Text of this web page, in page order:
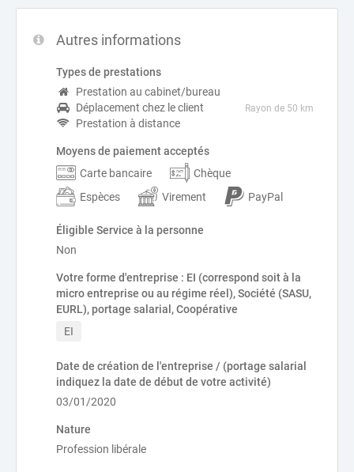
Autres informations
Types de prestations
Prestation au cabinet/bureau
Déplacement chez le client
Rayon de 50 km
Prestation à distance
Moyens de paiement acceptés
Carte bancaire
Chèque
Espèces
Virement PayPal
Éligible Service à la personne
Non
Votre forme d'entreprise : EI (correspond soit à la
micro entreprise ou au régime réel), Société (SASU,
EURL), portage salarial, Coopérative
EI
Date de création de l'entreprise / (portage salarial
indiquez la date de début de votre activité)
03/01/2020
Nature
Profession libérale